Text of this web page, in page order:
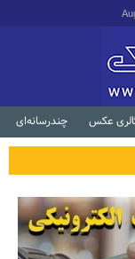
عکس چندرسانه‌ای